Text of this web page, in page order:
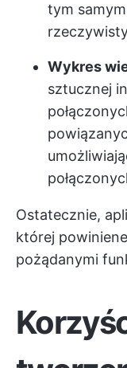
tym
Wykres
sztucznej
Ostatecznie,
której
pożądanymi